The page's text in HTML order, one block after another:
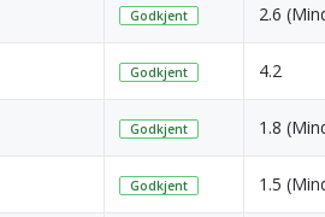
Godkjent 2.6
Godkjent 4.2
Godkjent 1.8
Godkjent 1.5